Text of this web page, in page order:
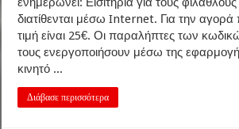
διατίθενται μέσω Internet. Για την
τιμή είναι 25€. Οι παραλήπτες των
τους ενεργοποιήσουν μέσω της
κινητό ...
Διάβασε περισσότερα